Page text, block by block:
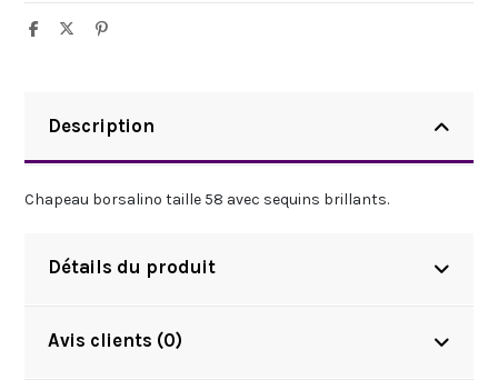
Description
Chapeau borsalino taille 58 avec sequins brillants.
Détails du produit
Avis clients (0)